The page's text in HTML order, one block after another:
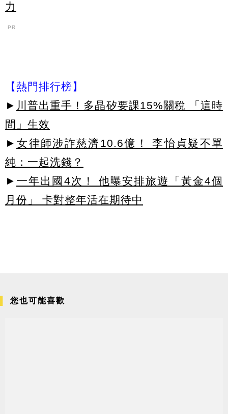
力
PR
【熱門排行榜】
► 川普出重手！多晶矽要課15%關稅 「這時
間」生效
► 女律師涉詐慈濟10.6億！ 李怡貞疑不單
純：一起洗錢？
► 一年出國4次！ 他曝安排旅遊「黃金4個
月份」 卡對整年活在期待中
您也可能喜歡